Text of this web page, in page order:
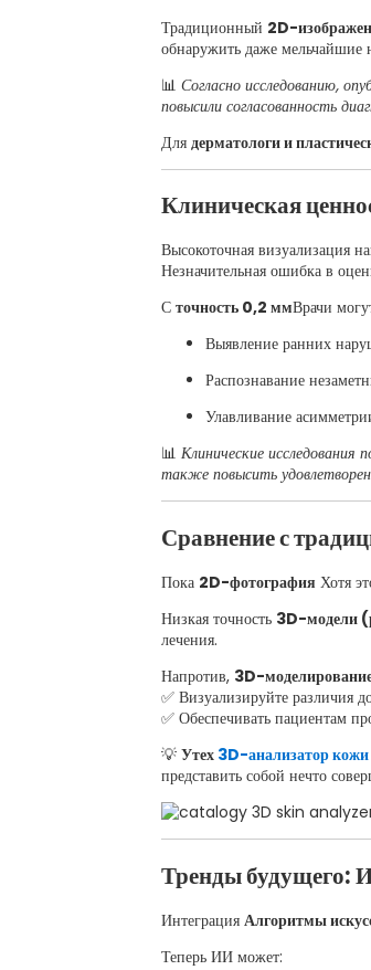
Традиционный 2D-
обнаружить даже мельчайшие
📊 Согласно исследованию,
повысили согласованность
Для дерматологи и
Клиническая
Высокоточная визуализация
Незначительная ошибка в
С точность 0,2 ммВрачи
Выявление ранних
Распознавание
Улавливание
📊 Клинические исследования
также повысить
Сравнение с
Пока 2D-фотография Хотя
Низкая точность 3D-модели
лечения.
Напротив, 3D-
✅ Визуализируйте различия
✅ Обеспечивать пациентам
💡 Утех 3D-анализатор кожи
представить собой нечто
Тренды будущего:
Интеграция Алгоритмы
Теперь ИИ может: